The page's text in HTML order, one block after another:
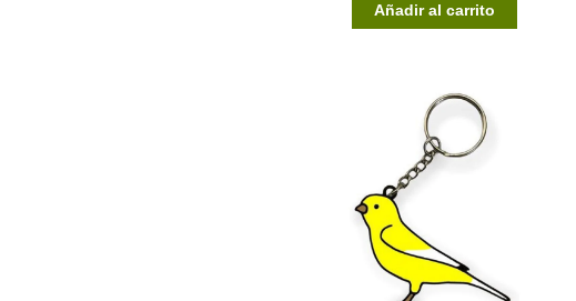
Añadir al carrito